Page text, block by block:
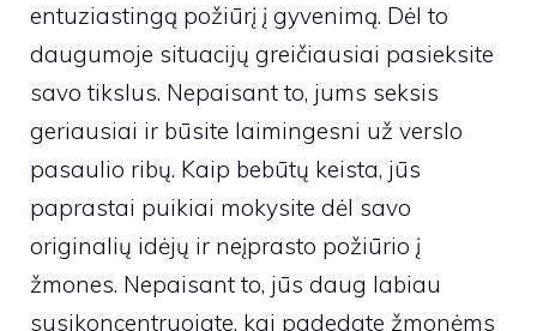
entuziastingą požiūrį į gyvenimą. Dėl to
daugumoje situacijų greičiausiai pasieksite
savo tikslus. Nepaisant to, jums seksis
geriausiai ir būsite laimingesni už verslo
pasaulio ribų. Kaip bebūtų keista, jūs
paprastai puikiai mokysite dėl savo
originalių idėjų ir neįprasto požiūrio į
žmones. Nepaisant to, jūs daug labiau
susikoncentruojate, kai padedate žmonėms